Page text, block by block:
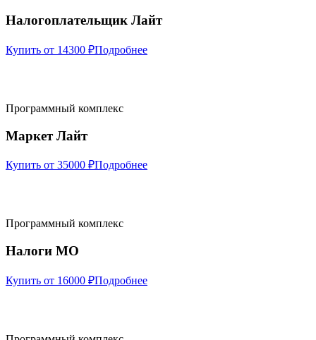
Налогоплательщик Лайт
Купить от 14300 ₽Подробнее
Программный комплекс
Маркет Лайт
Купить от 35000 ₽Подробнее
Программный комплекс
Налоги МО
Купить от 16000 ₽Подробнее